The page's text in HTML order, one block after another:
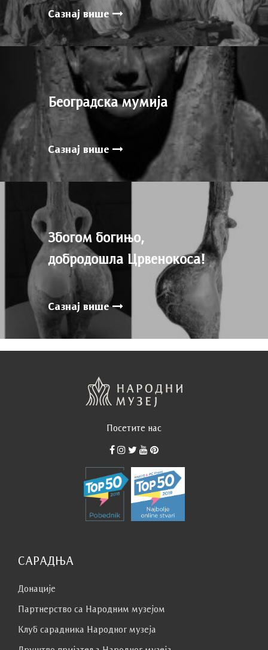
Сазнај више
Београдска мумија
Сазнај више
Збогом богињо,
добродошла Црвенокоса!
Сазнај више
Посетите нас
САРАДЊА
Донације
Партнерство са Народним музејoм
Клуб сaрaдникa Народног музеја